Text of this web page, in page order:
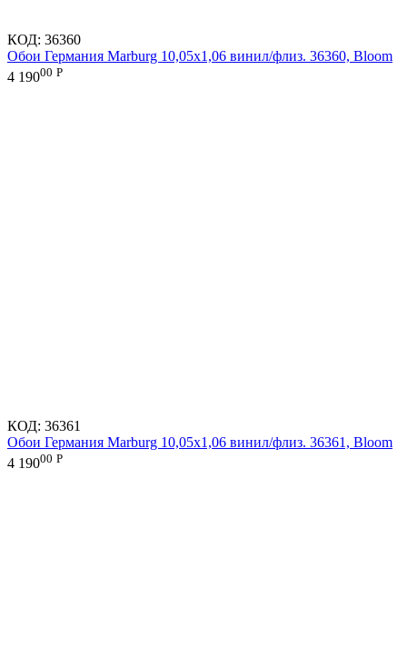
КОД: 36360
Обои Германия Marburg 10,05x1,06 винил/флиз. 36360, Bloom
4 19000 Р
КОД: 36361
Обои Германия Marburg 10,05x1,06 винил/флиз. 36361, Bloom
4 19000 Р